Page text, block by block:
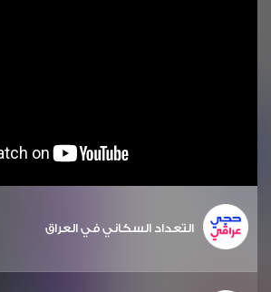
التعداد السكاني في العراق